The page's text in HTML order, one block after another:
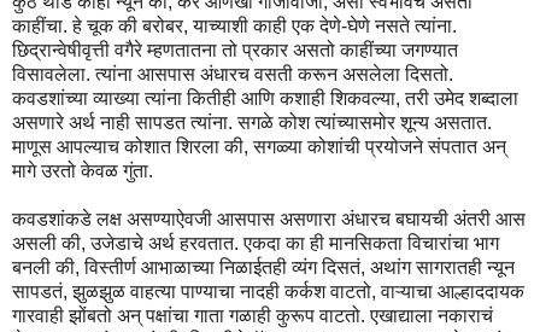
काहींचा. हे चूक की बरोबर, याच्याशी काही एक देणे-घेणे नसते त्यांना.
छिद्रान्वेषीवृत्ती वगैरे म्हणतातना तो प्रकार असतो काहींच्या जगण्यात
विसावलेला. त्यांना आसपास अंधारच वसती करून असलेला दिसतो.
कवडशांच्या व्याख्या त्यांना कितीही आणि कशाही शिकवल्या, तरी उमेद शब्दाला
असणारे अर्थ नाही सापडत त्यांना. सगळे कोश त्यांच्यासमोर शून्य असतात.
माणूस आपल्याच कोशात शिरला की, सगळ्या कोशांची प्रयोजने संपतात अन्
मागे उरतो केवळ गुंता.
कवडशांकडे लक्ष असण्याऐवजी आसपास असणारा अंधारच बघायची अंतरी आस
असली की, उजेडाचे अर्थ हरवतात. एकदा का ही मानसिकता विचारांचा भाग
बनली की, विस्तीर्ण आभाळाच्या निळाईतही व्यंग दिसतं, अथांग सागरातही न्यून
सापडतं, झुळझुळ वाहत्या पाण्याचा नादही कर्कश वाटतो, वाऱ्याचा आल्हाददायक
गारवाही झोंबतो अन् पक्षांचा गाता गळाही कुरूप वाटतो. एखाद्याला नकाराचं